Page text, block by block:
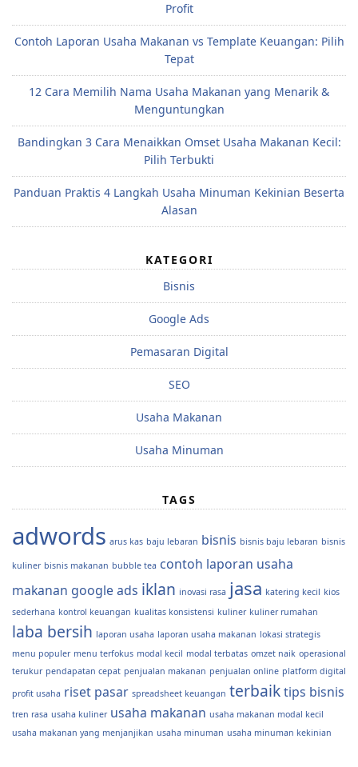
Profit
Contoh Laporan Usaha Makanan vs Template Keuangan: Pilih
Tepat
12 Cara Memilih Nama Usaha Makanan yang Menarik &
Menguntungkan
Bandingkan 3 Cara Menaikkan Omset Usaha Makanan Kecil:
Pilih Terbukti
Panduan Praktis 4 Langkah Usaha Minuman Kekinian Beserta
Alasan
KATEGORI
Bisnis
Google Ads
Pemasaran Digital
SEO
Usaha Makanan
Usaha Minuman
TAGS
adwords arus kas baju lebaran bisnis bisnis baju lebaran bisnis
kuliner bisnis makanan bubble tea contoh laporan usaha
makanan google ads iklan inovasi rasa jasa katering kecil kios
sederhana kontrol keuangan kualitas konsistensi kuliner kuliner rumahan
laba bersih laporan usaha laporan usaha makanan lokasi strategis
menu populer menu terfokus modal kecil modal terbatas omzet naik operasional
terukur pendapatan cepat penjualan makanan penjualan online platform digital
profit usaha riset pasar spreadsheet keuangan terbaiktips bisnis
tren rasa usaha kuliner usaha makanan usaha makanan modal kecil
usaha makanan yang menjanjikan usaha minuman usaha minuman kekinian